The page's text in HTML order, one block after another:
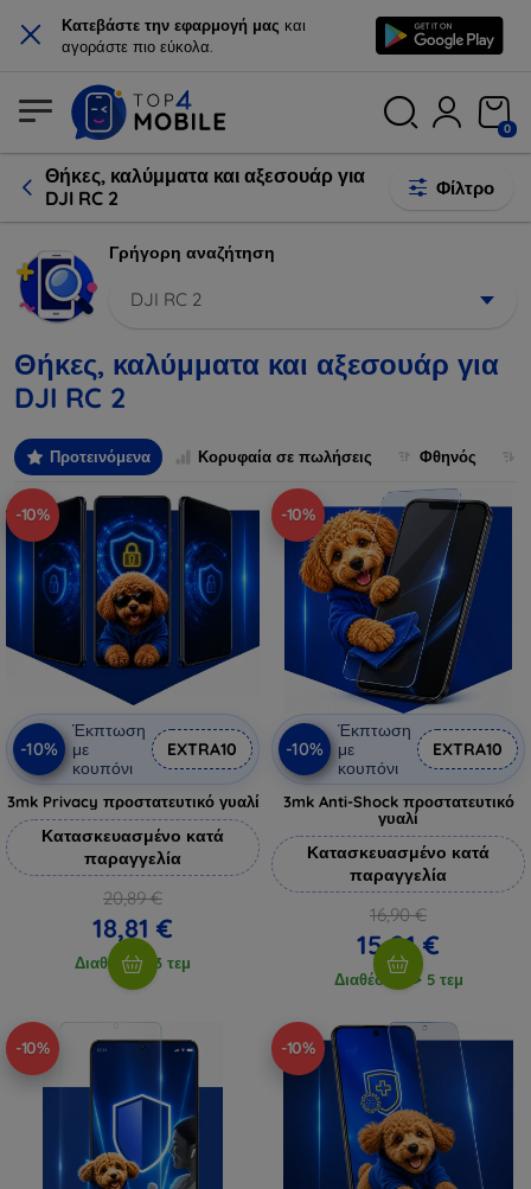
× Κατεβάστε την εφαρμογή μας και
αγοράστε πιο εύκολα.
0
Θήκες, καλύμματα και αξεσουάρ για
DJI RC 2
Φίλτρο
Γρήγορη αναζήτηση
DJI RC 2
Θήκες, καλύμματα και αξεσουάρ για
DJI RC 2
Προτεινόμενα Κορυφαία σε πωλήσεις Φθηνός
-10%
-10%
Έκπτωση
με
κουπόνι
EXTRA10
3mk Privacy προστατευτικό γυαλί
Κατασκευασμένο κατά
παραγγελία
20,89 €
18,81 €
Διαθέσιμο 3 τεμ
-10%
-10%
Έκπτωση
με
κουπόνι
EXTRA10
3mk Anti-Shock προστατευτικό
γυαλί
Κατασκευασμένο κατά
παραγγελία
16,90 €
15,21 €
Διαθέσιμο > 5 τεμ
-10% -10%